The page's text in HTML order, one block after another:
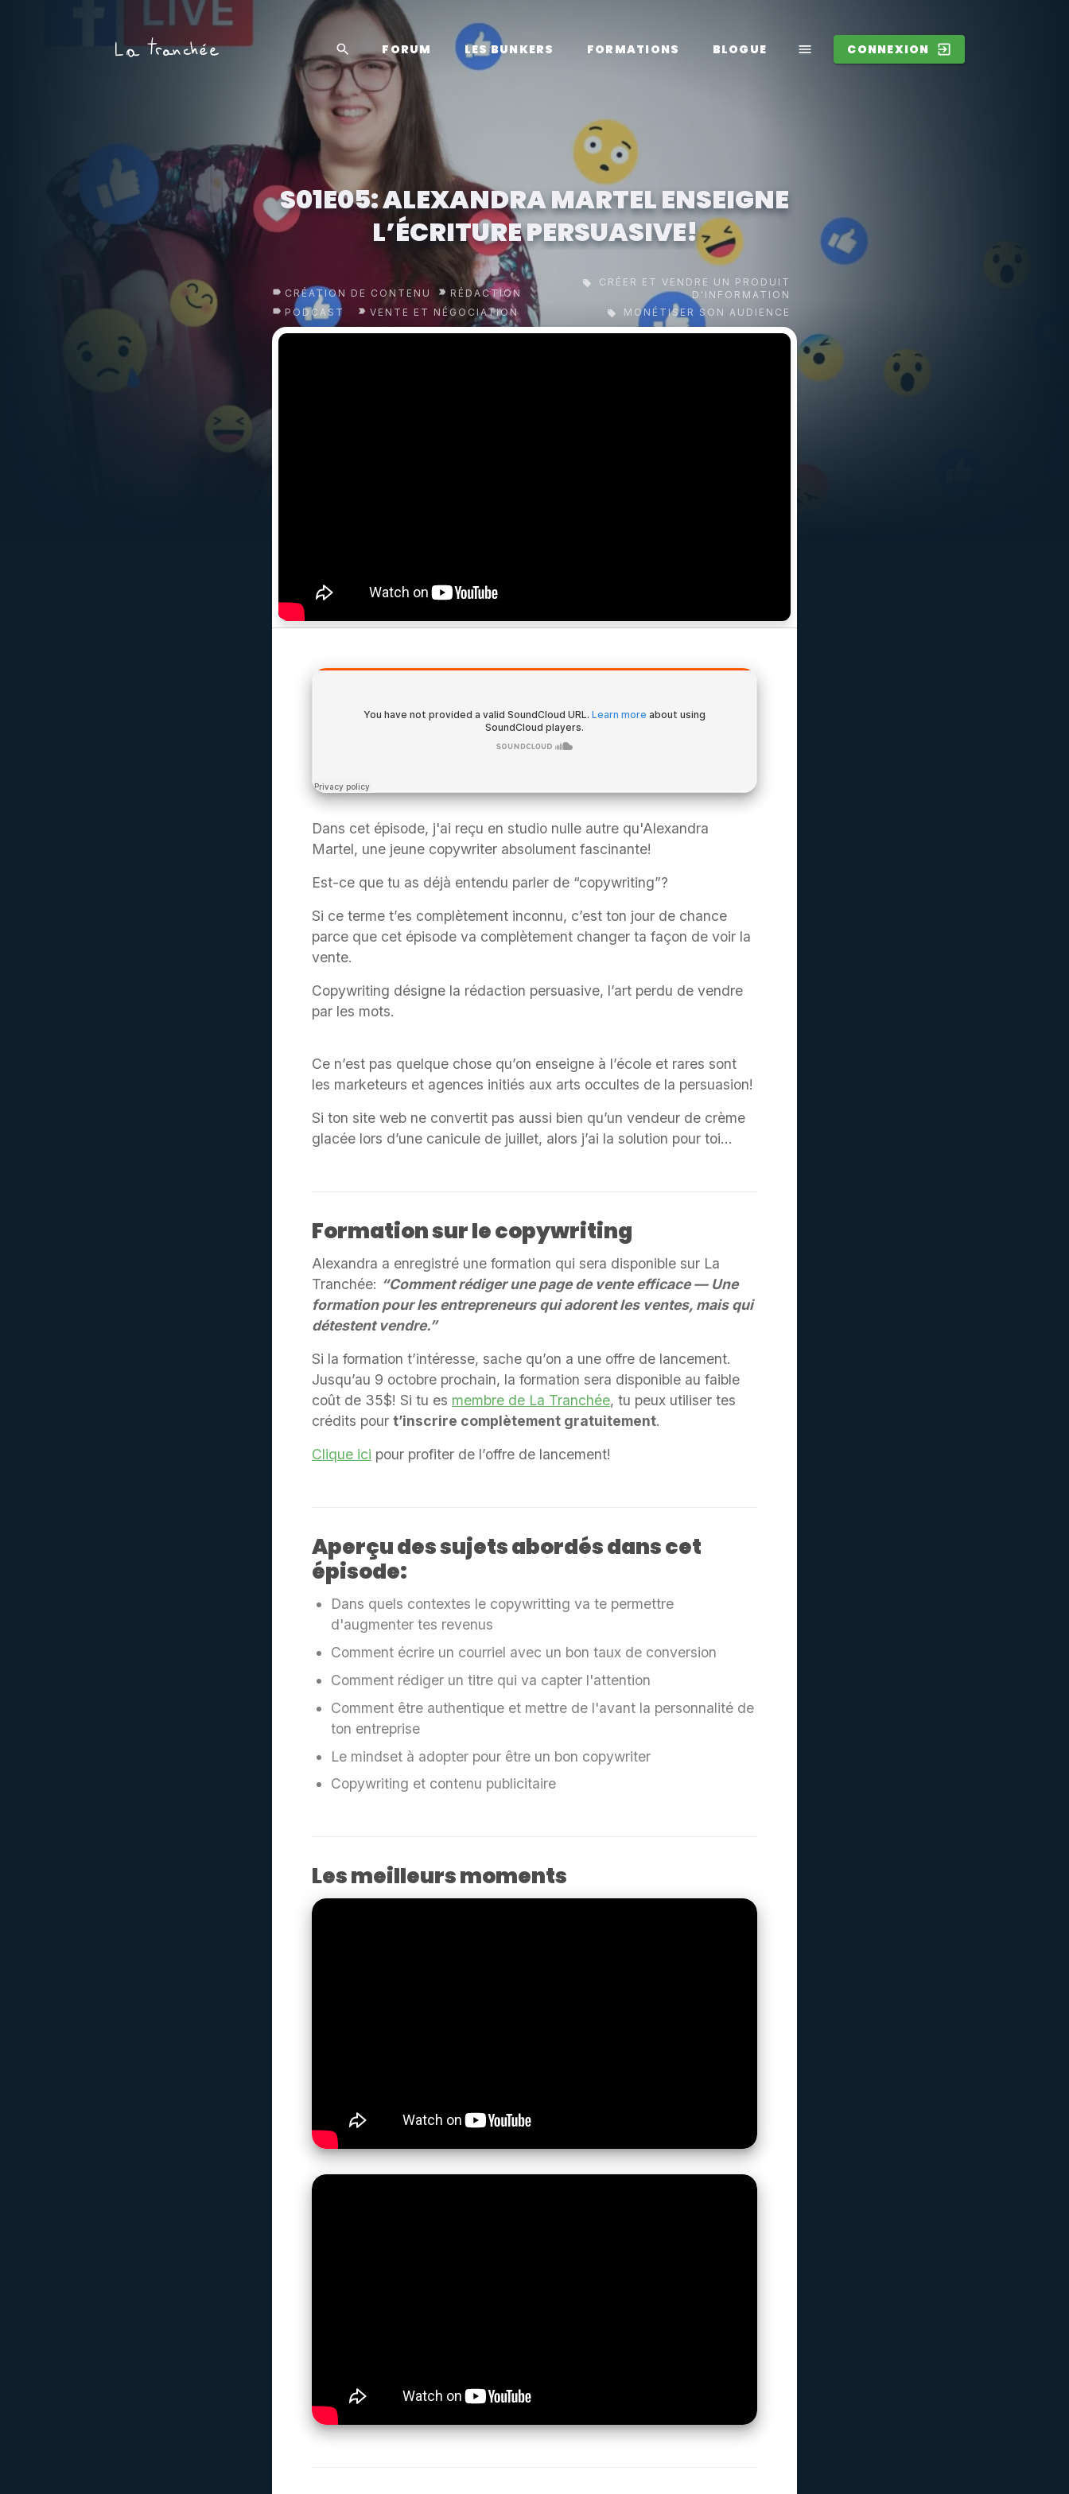
FORUM LES BUNKERS FORMATIONS BLOGUE CONNEXION
S01E05: ALEXANDRA MARTEL ENSEIGNE
L’ÉCRITURE PERSUASIVE!
CRÉATION DE CONTENU
RÉDACTION
PODCAST
VENTE ET NÉGOCIATION
CRÉER ET VENDRE UN PRODUIT
D'INFORMATION
MONÉTISER SON AUDIENCE
Dans cet épisode, j'ai reçu en studio nulle autre qu'Alexandra
Martel, une jeune copywriter absolument fascinante!
Est-ce que tu as déjà entendu parler de “copywriting”?
Si ce terme t’es complètement inconnu, c’est ton jour de chance
parce que cet épisode va complètement changer ta façon de voir la
vente.
Copywriting désigne la rédaction persuasive, l’art perdu de vendre
par les mots.
Ce n’est pas quelque chose qu’on enseigne à l’école et rares sont
les marketeurs et agences initiés aux arts occultes de la persuasion!
Si ton site web ne convertit pas aussi bien qu’un vendeur de crème
glacée lors d’une canicule de juillet, alors j’ai la solution pour toi…
Formation sur le copywriting
Alexandra a enregistré une formation qui sera disponible sur La
Tranchée: “Comment rédiger une page de vente efficace — Une
formation pour les entrepreneurs qui adorent les ventes, mais qui
détestent vendre.”
Si la formation t’intéresse, sache qu’on a une offre de lancement.
Jusqu’au 9 octobre prochain, la formation sera disponible au faible
coût de 35$! Si tu es membre de La Tranchée, tu peux utiliser tes
crédits pour t’inscrire complètement gratuitement.
Clique ici pour profiter de l’offre de lancement!
Aperçu des sujets abordés dans cet
épisode:
Dans quels contextes le copywritting va te permettre
d'augmenter tes revenus
Comment écrire un courriel avec un bon taux de conversion
Comment rédiger un titre qui va capter l'attention
Comment être authentique et mettre de l'avant la personnalité de
ton entreprise
Le mindset à adopter pour être un bon copywriter
Copywriting et contenu publicitaire
Les meilleurs moments